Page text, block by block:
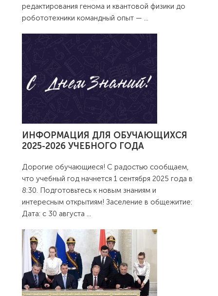
редактирования генома и квантовой физики до
робототехники командный опыт — ...
ИНФОРМАЦИЯ ДЛЯ ОБУЧАЮЩИХСЯ
2025-2026 УЧЕБНОГО ГОДА
Дорогие обучающиеся! С радостью сообщаем,
что учебный год начнется 1 сентября 2025 года в
8:30. Подготовьтесь к новым знаниям и
интересным открытиям! Заселение в общежитие:
Дата: с 30 августа ...